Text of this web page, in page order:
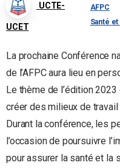
UCTE-
UCET
AFPC
Santé
La prochaine Conférence
de l’AFPC aura lieu en
Le thème de l’édition 2023
créer des milieux de
Durant la conférence, les
l’occasion de poursuivre
pour assurer la santé et la